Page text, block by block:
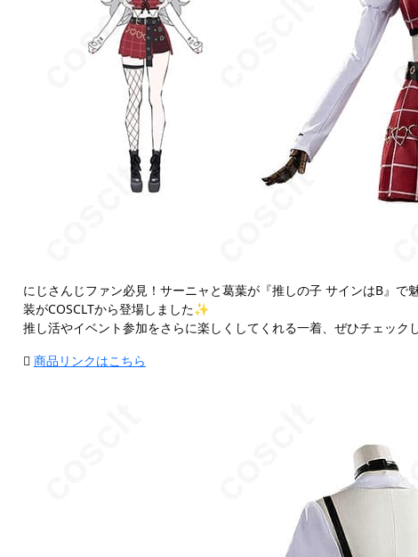
にじさんじファン必見！サーニャと葛葉が『推しの子 サインはB』で
装がCOSCLTから登場しました✨
推し活やイベント参加をさらに楽しくしてくれる一着、ぜひチェック
 商品リンクはこちら